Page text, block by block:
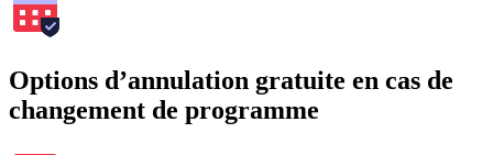
Options d’annulation gratuite en cas de
changement de programme